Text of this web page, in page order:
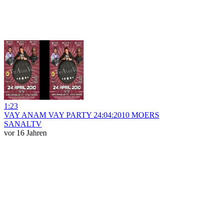
1:23
VAY ANAM VAY PARTY 24:04:2010 MOERS
SANALTV
vor 16 Jahren